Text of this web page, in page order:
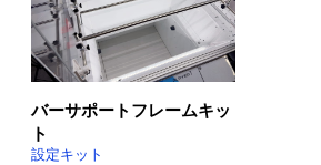
バーサポートフレームキッ
ト
設定キット